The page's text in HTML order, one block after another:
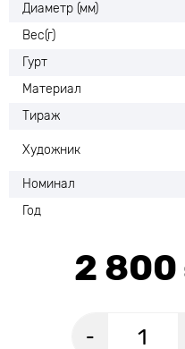
Диаметр (мм)
Вес(г)
Гурт
Материал
Тираж
Художник
Номинал
Год
2 800
-